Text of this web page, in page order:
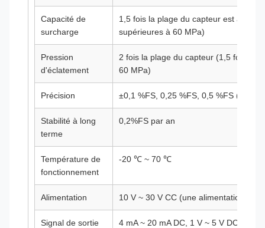
Capacité de
surcharge
1,5 fois la plage du capteur est
supérieures à 60 MPa)
Pression
d'éclatement
2 fois la plage du capteur (1,5 fois
60 MPa)
Précision ±0,1 %FS, 0,25 %FS, 0,5 %FS
Stabilité à long
terme
0,2%FS par an
Température de
fonctionnement
-20 ℃ ~ 70 ℃
Alimentation 10 V ~ 30 V CC (une alimentation 24
Signal de sortie 4 mA ~ 20 mA DC, 1 V ~ 5 V DC,